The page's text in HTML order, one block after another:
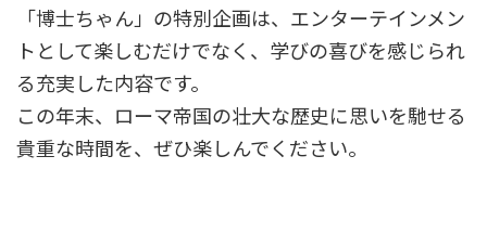
「博士ちゃん」の特別企画は、エンターテインメン
トとして楽しむだけでなく、学びの喜びを感じられ
る充実した内容です。
この年末、ローマ帝国の壮大な歴史に思いを馳せる
貴重な時間を、ぜひ楽しんでください。